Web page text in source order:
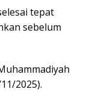
tepat
sebelum
2025).